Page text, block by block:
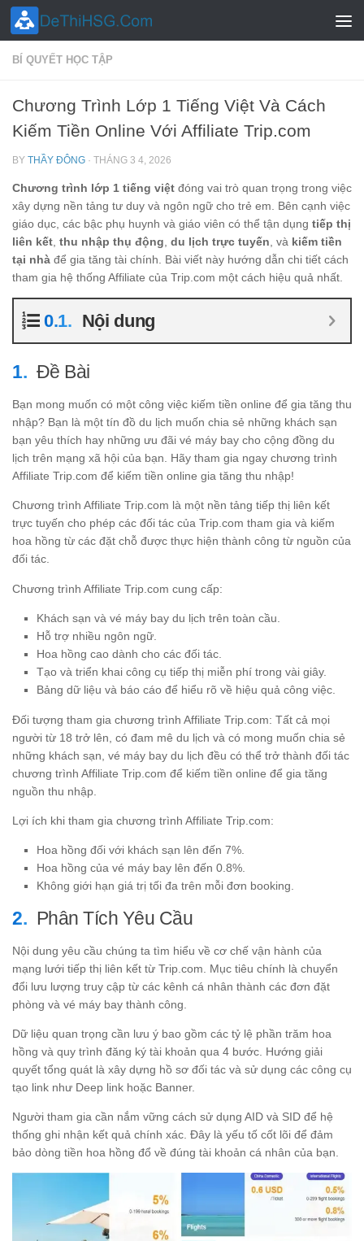
Skip to content
BÍ QUYẾT HỌC TẬP
Chương Trình Lớp 1 Tiếng Việt Và Cách
Kiếm Tiền Online Với Affiliate Trip.com
BY THẦY ĐÔNG · THÁNG 3 4, 2026
Chương trình lớp 1 tiếng việt đóng vai trò quan trọng trong việc
xây dựng nền tảng tư duy và ngôn ngữ cho trẻ em. Bên cạnh việc
giáo dục, các bậc phụ huynh và giáo viên có thể tận dụng tiếp thị
liên kết, thu nhập thụ động, du lịch trực tuyến, và kiếm tiền
tại nhà để gia tăng tài chính. Bài viết này hướng dẫn chi tiết cách
tham gia hệ thống Affiliate của Trip.com một cách hiệu quả nhất.
Nội dung
Đề Bài
Bạn mong muốn có một công việc kiếm tiền online để gia tăng thu
nhập? Bạn là một tín đồ du lịch muốn chia sẻ những khách sạn
bạn yêu thích hay những ưu đãi vé máy bay cho cộng đồng du
lịch trên mạng xã hội của bạn. Hãy tham gia ngay chương trình
Affiliate Trip.com để kiếm tiền online gia tăng thu nhập!
Chương trình Affiliate Trip.com là một nền tảng tiếp thị liên kết
trực tuyến cho phép các đối tác của Trip.com tham gia và kiếm
hoa hồng từ các đặt chỗ được thực hiện thành công từ nguồn của
đối tác.
Chương trình Affiliate Trip.com cung cấp:
Khách sạn và vé máy bay du lịch trên toàn cầu.
Hỗ trợ nhiều ngôn ngữ.
Hoa hồng cao dành cho các đối tác.
Tạo và triển khai công cụ tiếp thị miễn phí trong vài giây.
Bảng dữ liệu và báo cáo để hiểu rõ về hiệu quả công việc.
Đối tượng tham gia chương trình Affiliate Trip.com: Tất cả mọi
người từ 18 trở lên, có đam mê du lịch và có mong muốn chia sẻ
những khách sạn, vé máy bay du lịch đều có thể trở thành đối tác
chương trình Affiliate Trip.com để kiếm tiền online để gia tăng
nguồn thu nhập.
Lợi ích khi tham gia chương trình Affiliate Trip.com:
Hoa hồng đối với khách sạn lên đến 7%.
Hoa hồng của vé máy bay lên đến 0.8%.
Không giới hạn giá trị tối đa trên mỗi đơn booking.
Phân Tích Yêu Cầu
Nội dung yêu cầu chúng ta tìm hiểu về cơ chế vận hành của
mạng lưới tiếp thị liên kết từ Trip.com. Mục tiêu chính là chuyển
đổi lưu lượng truy cập từ các kênh cá nhân thành các đơn đặt
phòng và vé máy bay thành công.
Dữ liệu quan trọng cần lưu ý bao gồm các tỷ lệ phần trăm hoa
hồng và quy trình đăng ký tài khoản qua 4 bước. Hướng giải
quyết tổng quát là xây dựng hồ sơ đối tác và sử dụng các công cụ
tạo link như Deep link hoặc Banner.
Người tham gia cần nắm vững cách sử dụng AID và SID để hệ
thống ghi nhận kết quả chính xác. Đây là yếu tố cốt lõi để đảm
bảo dòng tiền hoa hồng đổ về đúng tài khoản cá nhân của bạn.